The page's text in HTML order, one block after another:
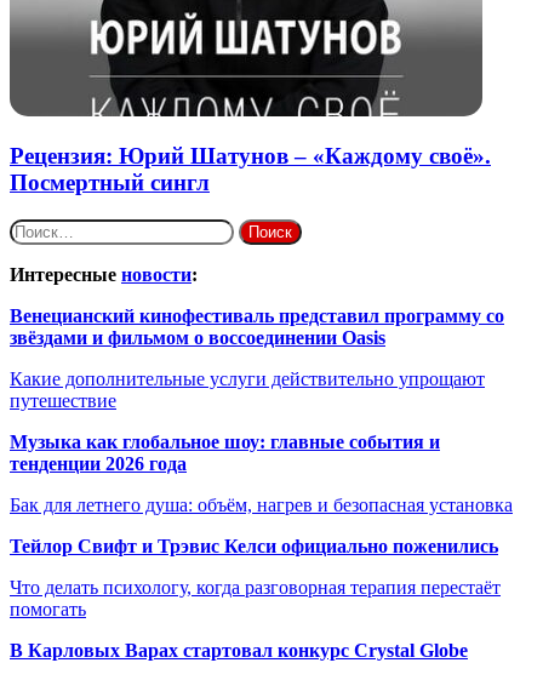
Рецензия: Юрий Шатунов – «Каждому своё».
Посмертный сингл
Найти:
Интересные новости:
Венецианский кинофестиваль представил программу со
звёздами и фильмом о воссоединении Oasis
Какие дополнительные услуги действительно упрощают
путешествие
Музыка как глобальное шоу: главные события и
тенденции 2026 года
Бак для летнего душа: объём, нагрев и безопасная установка
Тейлор Свифт и Трэвис Келси официально поженились
Что делать психологу, когда разговорная терапия перестаёт
помогать
В Карловых Варах стартовал конкурс Crystal Globe